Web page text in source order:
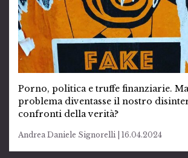
Porno, politica e truffe finanziarie.
problema diventasse il nostro
confronti della verità?
Andrea Daniele Signorelli | 16.04.2024